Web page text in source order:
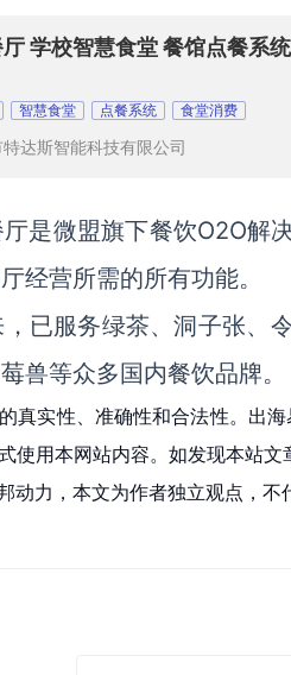
学校智慧食堂 餐馆点餐系统
智慧食堂 点餐系统 食堂消费
达斯智能科技有限公司
是微盟旗下餐饮O2O解
经营所需的所有功能。
已服务绿茶、洞子张、
兽等众多国内餐饮品牌。
真实性、准确性和合法性。出
使用本网站内容。如发现本站
力，本文为作者独立观点，不